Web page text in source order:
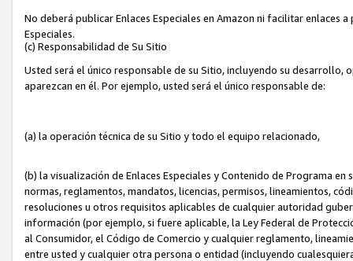
No deberá publicar Enlaces Especiales en Amazon ni facilitar enlaces
Especiales.
(c) Responsabilidad de Su Sitio
Usted será el único responsable de su Sitio, incluyendo su
aparezcan en él. Por ejemplo, usted será el único responsable de:
(a) la operación técnica de su Sitio y todo el equipo relacionado,
(b) la visualización de Enlaces Especiales y Contenido de Programa
normas, reglamentos, mandatos, licencias, permisos, lineamientos,
resoluciones u otros requisitos aplicables de cualquier autoridad
información (por ejemplo, si fuere aplicable, la Ley Federal de
al Consumidor, el Código de Comercio y cualquier reglamento,
entre usted y cualquier otra persona o entidad (incluyendo